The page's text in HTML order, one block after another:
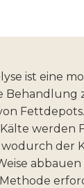
ist eine
Behandlung
Kälte werden
wodurch der
abbauen